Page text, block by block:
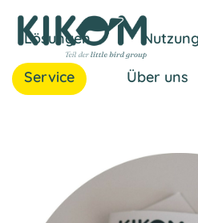
Lösungen
Service Über uns